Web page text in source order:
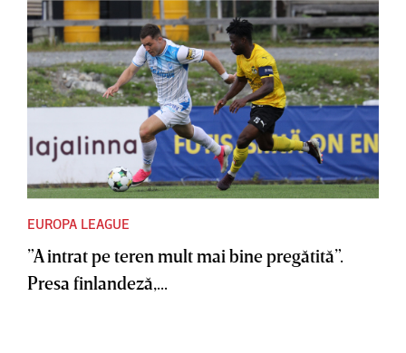
EUROPA LEAGUE
”A intrat pe teren mult mai bine pregătită”.
Presa finlandeză,...